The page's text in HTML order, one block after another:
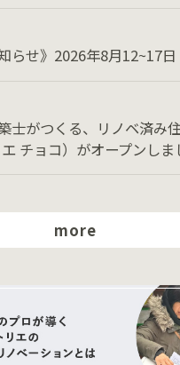
らせ》2026年8月12~17日
士がつくる、リノベ済み
チョコ）がオープンしま
more